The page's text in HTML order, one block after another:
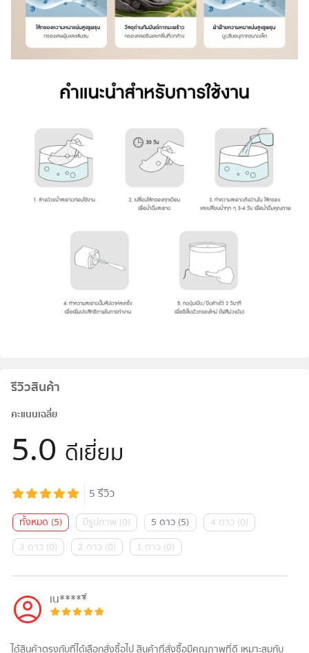
รีวิวสินค้า
คะแนนเฉลี่ย
5.0 ดีเยี่ยม
5รีวิว
ทั้งหมด (5) มีรูปภาพ (0) 5 ดาว (5) 4 ดาว (0)
3 ดาว (0) 2 ดาว (0) 1 ดาว (0)
เน*****ิ์
ได้สินค้าตรงกับที่ได้เลือกสั่งซื้อไป สินค้าที่สั่งซื้อมีคุณภาพที่ดี เหมาะสมกับ